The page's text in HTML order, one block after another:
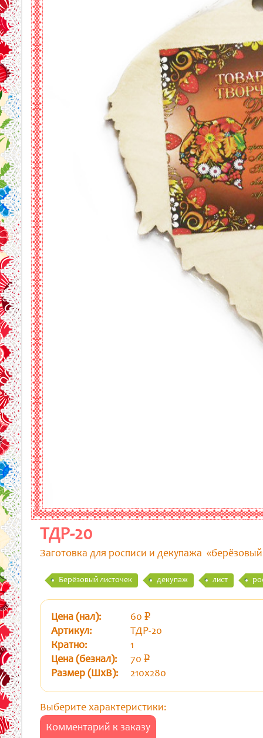
ТДР-20
Заготовка для росписи и декупажа «берёзовый
Берёзовый листочек декупаж лист
Цена (нал): 60 p
Артикул:
ТДР-20
Кратно:
1
Цена (безнал):
70 p
Размер (ШхВ): 210х280
Выберите характеристики:
Комментарий к заказу